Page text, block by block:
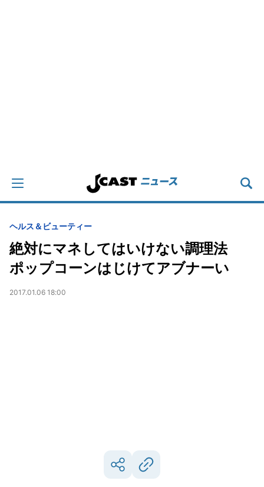
ヘルス＆ビューティー
絶対にマネしてはいけない調理法
ポップコーンはじけてアブナーい
2017.01.06 18:00